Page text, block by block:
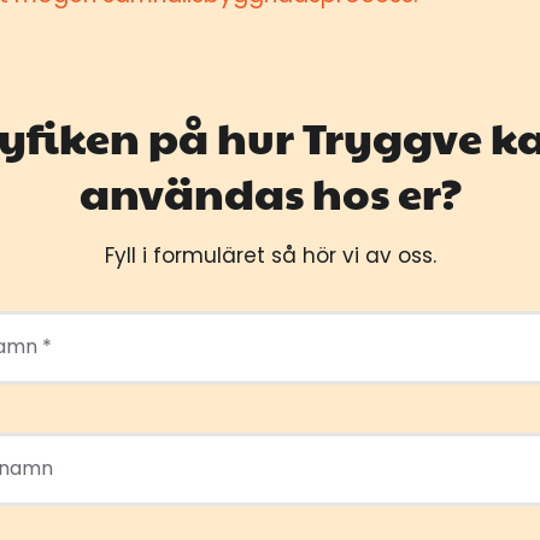
på hur Tryggve
användas hos er?
Fyll i formuläret så hör vi av oss.
*